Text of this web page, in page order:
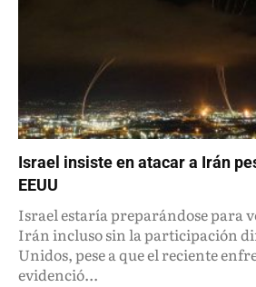
Israel insiste en atacar a Irán
EEUU
Israel estaría preparándose para
Irán incluso sin la participación
Unidos, pese a que el reciente
evidenció...